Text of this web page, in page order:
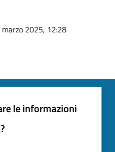
marzo 2025, 12:28
le informazioni